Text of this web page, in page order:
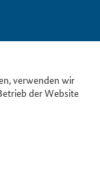
verwenden wir
der Website